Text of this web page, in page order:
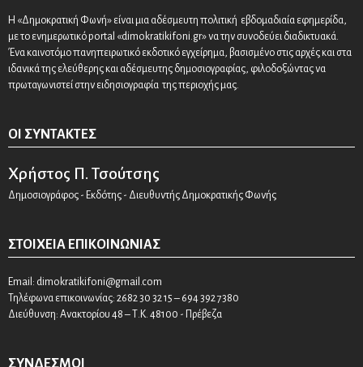
Η «Δημοκρατική Φωνή» είναι μια αδέσμευτη πολιτική εβδομαδιαία εφημερίδα,
με το ενημερωτικό portal «dimokratikifoni.gr» να την συνοδεύει διαδικτυακά.
Ένα καινοτόμο πανηπειρωτικό εκδοτικό εγχείρημα, βασισμένο στις αρχές και στα
ιδανικά της ελεύθερης και αδέσμευτης δημοσιογραφίας, φιλοδοξώντας να
πρωταγωνιστεί στην ειδησιογραφία της περιοχής μας.
ΟΙ ΣΥΝΤΆΚΤΕΣ
Χρήστος Π. Τσούτσης
Δημοσιογράφος - Εκδότης - Διευθυντής Δημοκρατικής Φωνής
ΣΤΟΙΧΕΊΑ ΕΠΙΚΟΙΝΩΝΊΑΣ
Email: dimokratikifoni@gmail.com
Τηλέφωνα επικοινωνίας: 2682 30 32 15 – 694 392 7380
Διεύθυνση: Ανακτορίου 48 – Τ.Κ. 48100 - Πρέβεζα
ΣΎΝΔΕΣΜΟΙ